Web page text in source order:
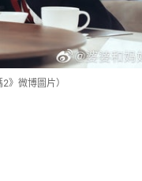
》微博圖片）